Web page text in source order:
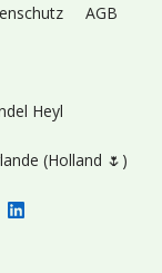
AGB
Heyl
(Holland 🌷)